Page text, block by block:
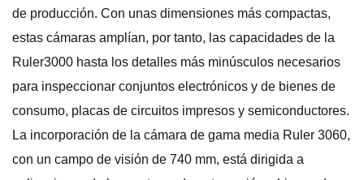
de producción. Con unas dimensiones más compactas,
estas cámaras amplían, por tanto, las capacidades de la
Ruler3000 hasta los detalles más minúsculos necesarios
para inspeccionar conjuntos electrónicos y de bienes de
consumo, placas de circuitos impresos y semiconductores.
La incorporación de la cámara de gama media Ruler 3060,
con un campo de visión de 740 mm, está dirigida a